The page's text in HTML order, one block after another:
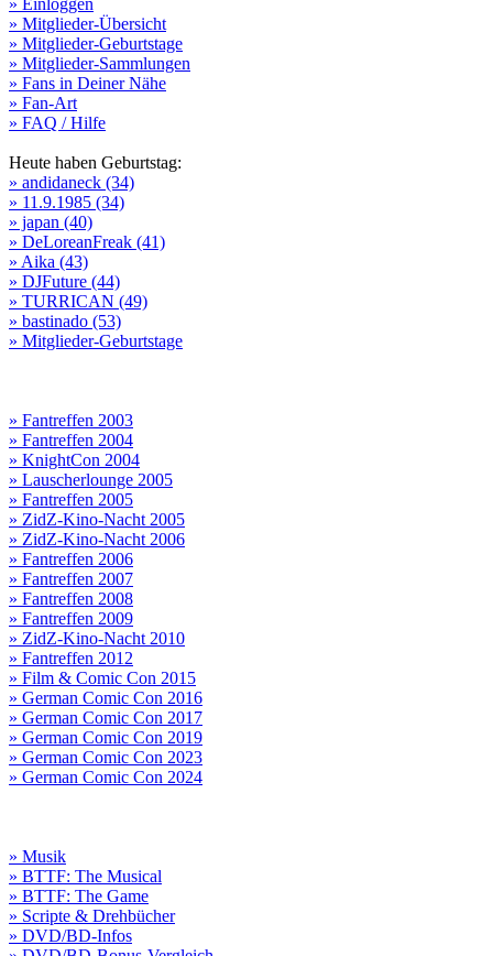
» Einloggen
» Mitglieder-Übersicht
» Mitglieder-Geburtstage
» Mitglieder-Sammlungen
» Fans in Deiner Nähe
» Fan-Art
» FAQ / Hilfe
Heute haben Geburtstag:
» andidaneck (34)
» 11.9.1985 (34)
» japan (40)
» DeLoreanFreak (41)
» Aika (43)
» DJFuture (44)
» TURRICAN (49)
» bastinado (53)
» Mitglieder-Geburtstage
» Fantreffen 2003
» Fantreffen 2004
» KnightCon 2004
» Lauscherlounge 2005
» Fantreffen 2005
» ZidZ-Kino-Nacht 2005
» ZidZ-Kino-Nacht 2006
» Fantreffen 2006
» Fantreffen 2007
» Fantreffen 2008
» Fantreffen 2009
» ZidZ-Kino-Nacht 2010
» Fantreffen 2012
» Film & Comic Con 2015
» German Comic Con 2016
» German Comic Con 2017
» German Comic Con 2019
» German Comic Con 2023
» German Comic Con 2024
» Musik
» BTTF: The Musical
» BTTF: The Game
» Scripte & Drehbücher
» DVD/BD-Infos